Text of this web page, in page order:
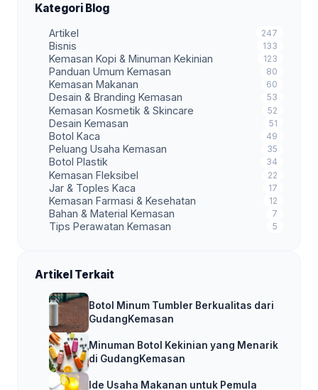
Kategori Blog
Artikel 247
Bisnis 133
Kemasan Kopi & Minuman Kekinian 123
Panduan Umum Kemasan 80
Kemasan Makanan 60
Desain & Branding Kemasan 53
Kemasan Kosmetik & Skincare 52
Desain Kemasan 51
Botol Kaca 49
Peluang Usaha Kemasan 35
Botol Plastik 34
Kemasan Fleksibel 22
Jar & Toples Kaca 17
Kemasan Farmasi & Kesehatan 12
Bahan & Material Kemasan 7
Tips Perawatan Kemasan 5
Artikel Terkait
Botol Minum Tumbler Berkualitas dari
GudangKemasan
Minuman Botol Kekinian yang Menarik
di GudangKemasan
Ide Usaha Makanan untuk Pemula